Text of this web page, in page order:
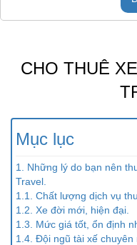
CHO THUÊ
Mục lục
1. Những lý do bạn nên
Travel.
1.1. Chất lượng dịch vụ
1.2. Xe đời mới, hiện đại.
1.3. Mức giá tốt, ổn định
1.4. Đội ngũ tài xế chuyên